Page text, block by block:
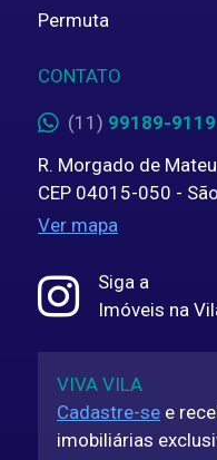
Permuta
CONTATO
(11) 99189-9119
R. Morgado de
CEP 04015-050 -
Ver mapa
Siga a
Imóveis na
VIVA VILA
Cadastre-se e
imobiliárias